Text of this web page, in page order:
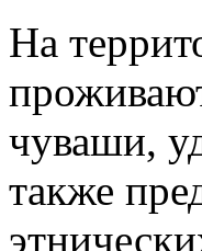
На
чуваши,
также